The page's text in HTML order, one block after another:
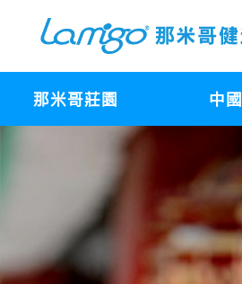
那米哥莊園 中國